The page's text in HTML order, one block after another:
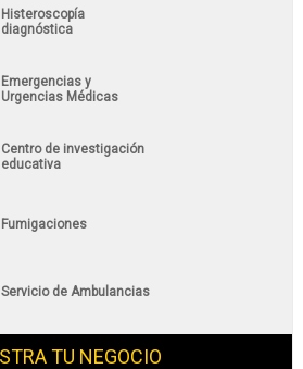
Histeroscopía
diagnóstica
Emergencias y
Urgencias Médicas
Centro de investigación
educativa
Fumigaciones
Servicio de Ambulancias
TU NEGOCIO